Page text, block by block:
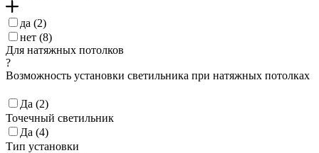
да (2)
нет (8)
Для натяжных потолков
?
Возможность установки светильника при натяжных потолках
Да (2)
Точечный светильник
Да (4)
Тип установки